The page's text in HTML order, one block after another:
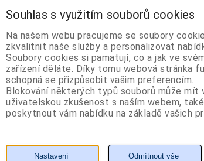
245 Kč
Souhlas s využitím souborů cookies
Na našem webu pracujeme se soubory
zkvalitnit naše služby a personalizovat
Soubory cookies si pamatují, co a jak ve
zařízení děláte. Díky tomu webová stránka
schopná se přizpůsobit vašim preferencím.
Blokování některých typů souborů může mít
uživatelskou zkušenost s naším webem,
poskytnout vám nabídku na základě vašich
Nastavení Odmítnout vše